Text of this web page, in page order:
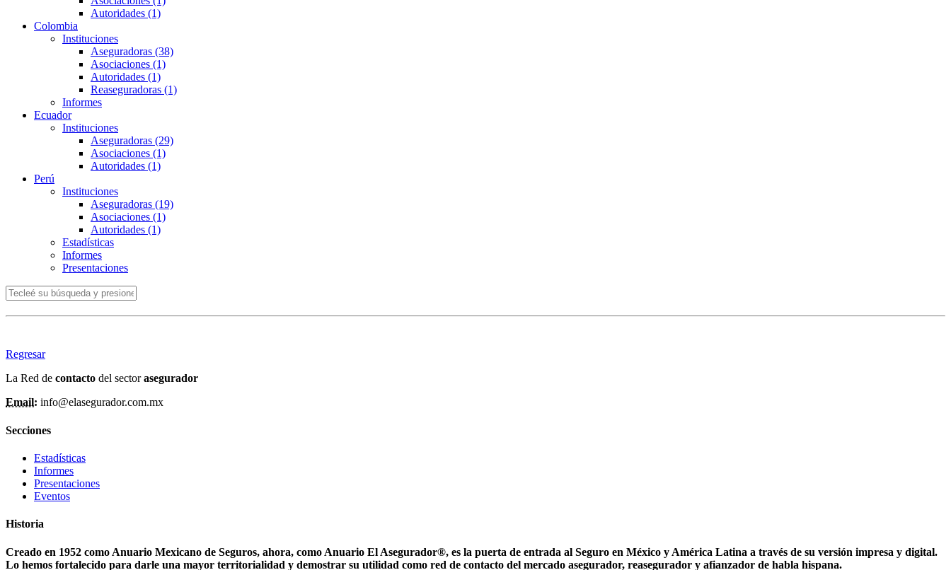
Autoridades (1)
Colombia
Instituciones
Aseguradoras (38)
Asociaciones (1)
Autoridades (1)
Reaseguradoras (1)
Informes
Ecuador
Instituciones
Aseguradoras (29)
Asociaciones (1)
Autoridades (1)
Perú
Instituciones
Aseguradoras (19)
Asociaciones (1)
Autoridades (1)
Estadísticas
Informes
Presentaciones
Regresar
La Red de contacto del sectorasegurador
Email: info@elasegurador.com.mx
Secciones
Estadísticas
Informes
Presentaciones
Eventos
Historia
Creado en 1952 como Anuario Mexicano de Seguros, ahora, como Anuario El Asegurador®, es la puerta de entrada al Seguro en México y América Latina a través de su versión impresa y digital.
Lo hemos fortalecido para darle una mayor territorialidad y demostrar su utilidad como red de contacto del mercado asegurador, reasegurador y afianzador de habla hispana.